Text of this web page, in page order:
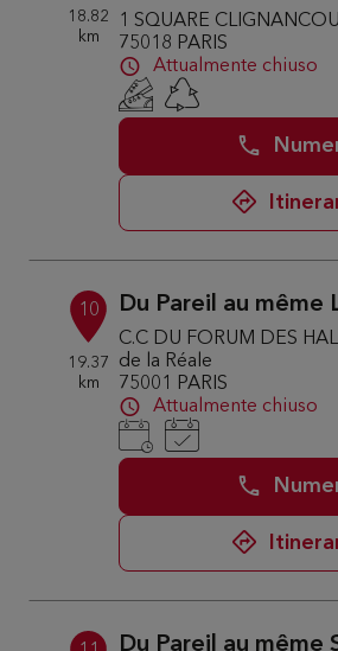
18.82
km
1 SQUARE
75018 PARIS
Attualmente chiuso
10
19.37
km
Du Pareil au même
C.C DU FORUM DES
de la Réale
75001 PARIS
Attualmente chiuso
Du Pareil au même